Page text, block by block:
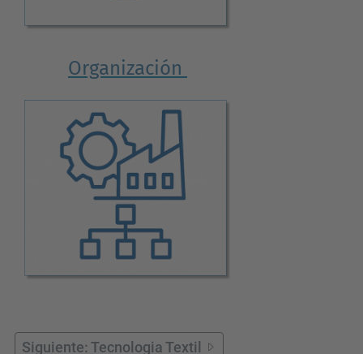
Organización
Siguiente: Tecnologia Textil